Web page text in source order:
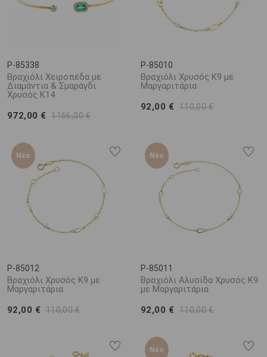
P-85338
Βραχιόλι Χειροπέδα με
Διαμάντια & Σμαράγδι
Χρυσός K14
972,00 € 1166,00 €
P-85010
Βραχιόλι Χρυσός K9 με
Μαργαριτάρια
92,00 € 110,00 €
Νέο
P-85012
Βραχιόλι Χρυσός K9 με
Μαργαριτάρια
92,00 € 110,00 €
Νέο
P-85011
Βραχιόλι Αλυσίδα Χρυσός K9
με Μαργαριτάρια
92,00 € 110,00 €
Νέο